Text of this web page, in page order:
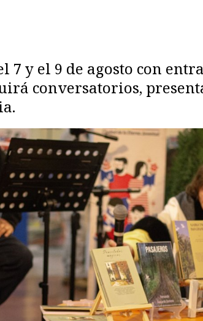
7 y el 9 de agosto con
conversatorios,